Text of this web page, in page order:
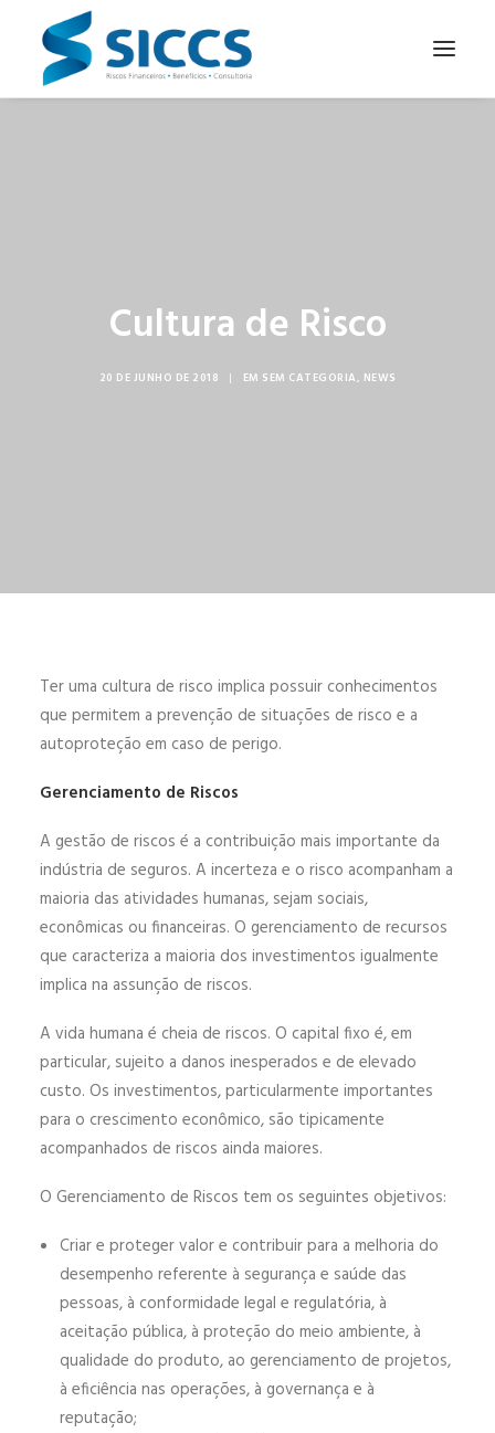
PARA VOCÊ
Cultura de Risco
20 DE JUNHO DE 2018 | EM SEM CATEGORIA, NEWS
Ter uma cultura de risco implica possuir conhecimentos
que permitem a prevenção de situações de risco e a
autoproteção em caso de perigo.
Gerenciamento de Riscos
A gestão de riscos é a contribuição mais importante da
indústria de seguros. A incerteza e o risco acompanham a
maioria das atividades humanas, sejam sociais,
econômicas ou financeiras. O gerenciamento de recursos
que caracteriza a maioria dos investimentos igualmente
implica na assunção de riscos.
A vida humana é cheia de riscos. O capital fixo é, em
particular, sujeito a danos inesperados e de elevado
custo. Os investimentos, particularmente importantes
para o crescimento econômico, são tipicamente
acompanhados de riscos ainda maiores.
O Gerenciamento de Riscos tem os seguintes objetivos:
Criar e proteger valor e contribuir para a melhoria do
desempenho referente à segurança e saúde das
pessoas, à conformidade legal e regulatória, à
aceitação pública, à proteção do meio ambiente, à
qualidade do produto, ao gerenciamento de projetos,
à eficiência nas operações, à governança e à
reputação;